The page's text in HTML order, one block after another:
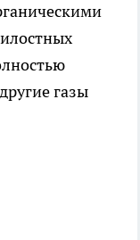
газы